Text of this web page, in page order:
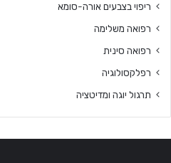
ריפוי בצבעים אורה-סומא
רפואה משלימה
רפואה סינית
רפלקסולוגיה
תרגול יוגה ומדיטציה